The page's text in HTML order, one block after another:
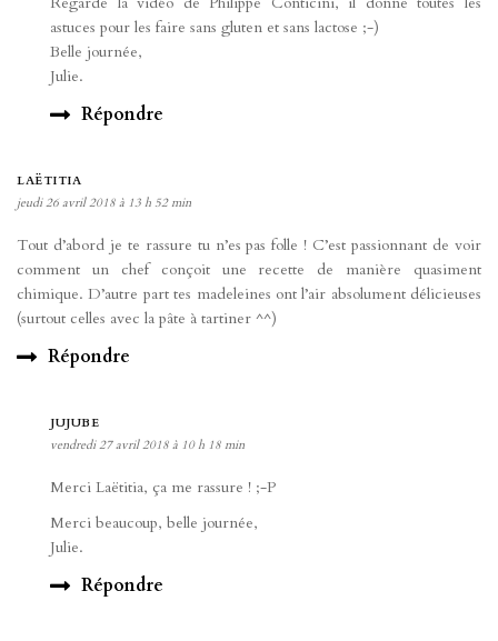
astuces pour les faire sans gluten et sans lactose ;-)
Belle journée,
Julie.
Répondre
LAËTITIA
jeudi 26 avril 2018 à 13 h 52 min
Tout d’abord je te rassure tu n’es pas folle ! C’est passionnant de voir
comment un chef conçoit une recette de manière quasiment
chimique. D’autre part tes madeleines ont l’air absolument délicieuses
(surtout celles avec la pâte à tartiner ^^)
Répondre
JUJUBE
vendredi 27 avril 2018 à 10 h 18 min
Merci Laëtitia, ça me rassure ! ;-P
Merci beaucoup, belle journée,
Julie.
Répondre